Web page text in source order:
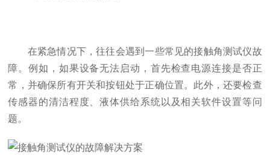
在紧急情况下，往往会遇到一些常见的接触角测试仪故
障。例如，如果设备无法启动，首先检查电源连接是否正
常，并确保所有开关和按钮处于正确位置。此外，还要检查
传感器的清洁程度、液体供给系统以及相关软件设置等问
题。